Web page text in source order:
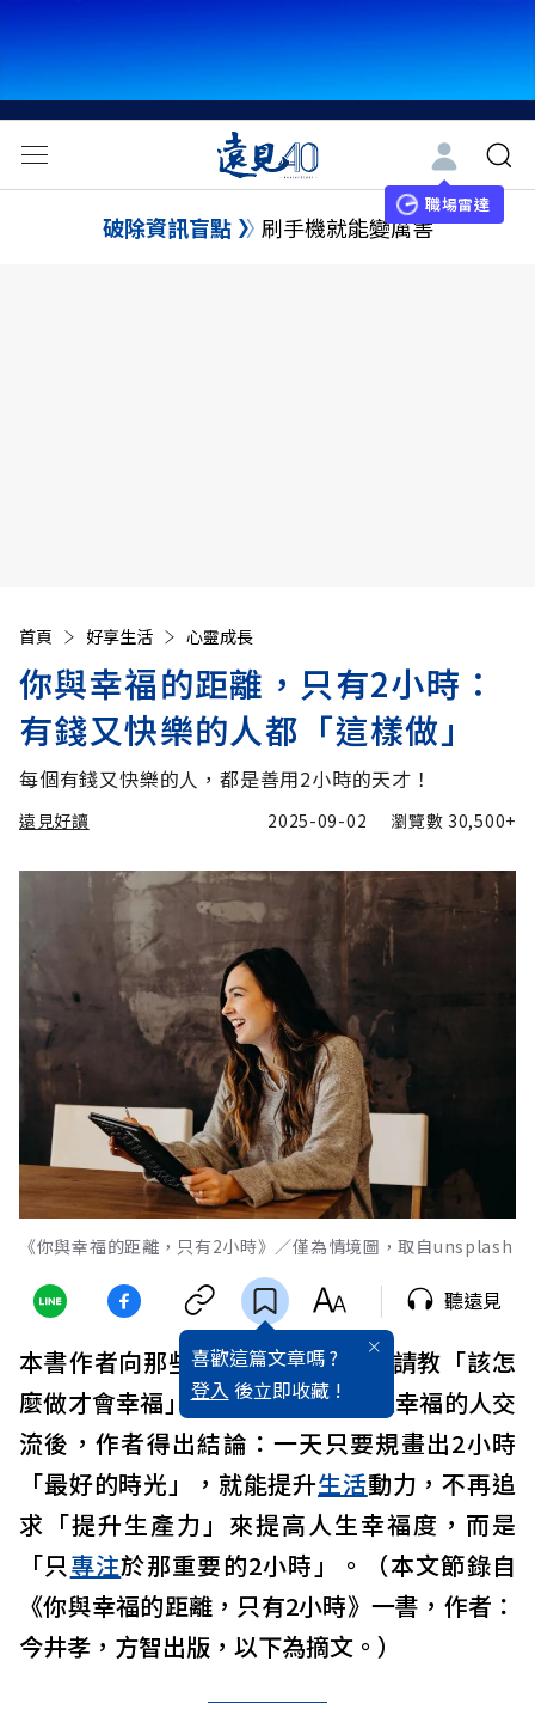
職場雷達
破除資訊盲點 刷手機就能變厲害
首頁 好享生活 心靈成長
你與幸福的距離，只有2小時：
有錢又快樂的人都「這樣做」
每個有錢又快樂的人，都是善用2小時的天才！
遠見好讀 2025-09-02 瀏覽數 30,500+
《你與幸福的距離，只有2小時》／僅為情境圖，取自unsplash
喜歡這篇文章嗎 ?
登入 後立即收藏 !
聽遠見
本書作者向那些看起來很幸福
的人請教「該怎
麼做才會幸福」。與3萬多名成功
又幸福的人交
流後，作者得出結論：一天只要規畫出2小時
「最好的時光」，就能提升生活動力，不再追
求「提升生產力」來提高人生幸福度，而是
「只專注於那重要的2小時」。（本文節錄自
《你與幸福的距離，只有2小時》一書，作者：
今井孝，方智出版，以下為摘文。）